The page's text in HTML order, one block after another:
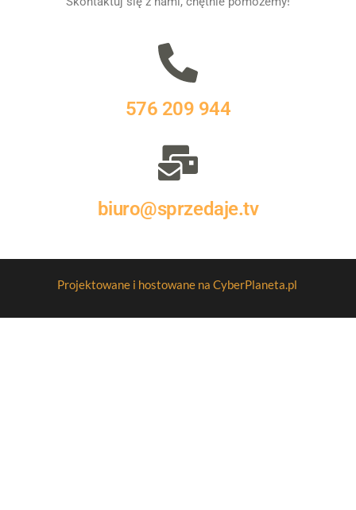
576 209 944
biuro@sprzedaje.tv
Projektowane i hostowane na CyberPlaneta.pl